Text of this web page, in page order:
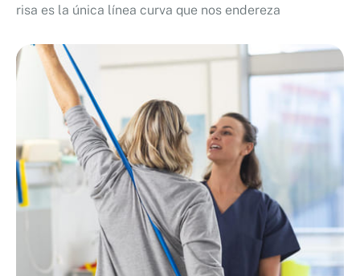
risa es la única línea curva que nos endereza